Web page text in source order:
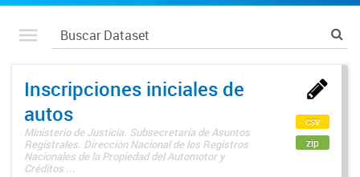
Inscripciones iniciales de
autos
Ministerio de Justicia. Subsecretaría de Asuntos
Registrales. Dirección Nacional de los Registros
Nacionales de la Propiedad del Automotor y
Créditos ...
csv
zip